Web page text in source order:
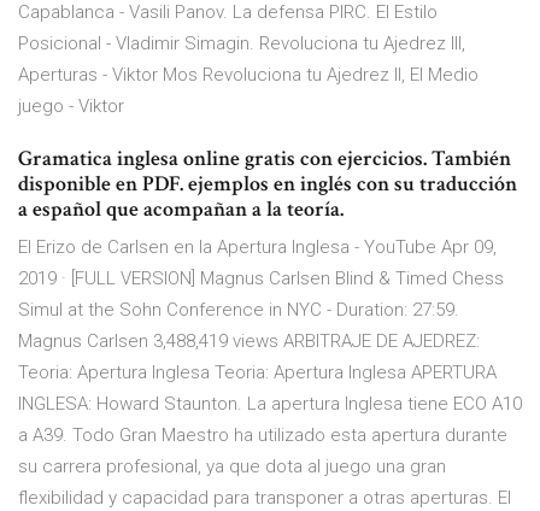
Capablanca - Vasili Panov. La defensa PIRC. El Estilo
Posicional - Vladimir Simagin. Revoluciona tu Ajedrez III,
Aperturas - Viktor Mos Revoluciona tu Ajedrez II, El Medio
juego - Viktor
Gramatica inglesa online gratis con ejercicios. También
disponible en PDF. ejemplos en inglés con su traducción
a español que acompañan a la teoría.
El Erizo de Carlsen en la Apertura Inglesa - YouTube Apr 09,
2019 · [FULL VERSION] Magnus Carlsen Blind & Timed Chess
Simul at the Sohn Conference in NYC - Duration: 27:59.
Magnus Carlsen 3,488,419 views ARBITRAJE DE AJEDREZ:
Teoria: Apertura Inglesa Teoria: Apertura Inglesa APERTURA
INGLESA: Howard Staunton. La apertura Inglesa tiene ECO A10
a A39. Todo Gran Maestro ha utilizado esta apertura durante
su carrera profesional, ya que dota al juego una gran
flexibilidad y capacidad para transponer a otras aperturas. El